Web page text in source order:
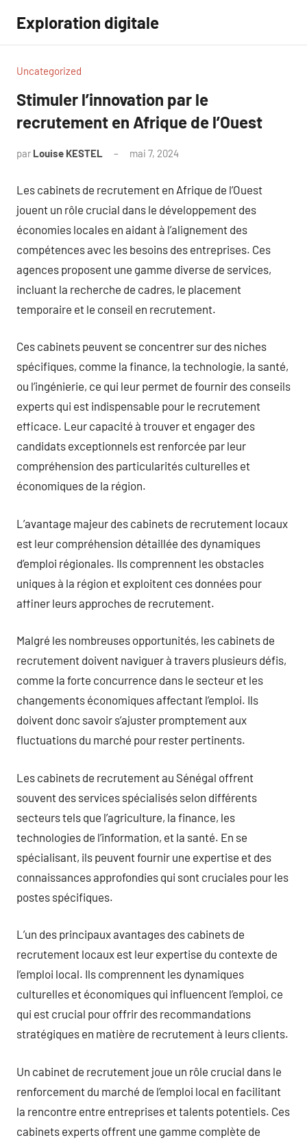
contenu
Exploration digitale
Uncategorized
Stimuler l’innovation par le
recrutement en Afrique de l’Ouest
par Louise KESTEL mai 7, 2024
Les cabinets de recrutement en Afrique de l’Ouest
jouent un rôle crucial dans le développement des
économies locales en aidant à l’alignement des
compétences avec les besoins des entreprises. Ces
agences proposent une gamme diverse de services,
incluant la recherche de cadres, le placement
temporaire et le conseil en recrutement.
Ces cabinets peuvent se concentrer sur des niches
spécifiques, comme la finance, la technologie, la santé,
ou l’ingénierie, ce qui leur permet de fournir des conseils
experts qui est indispensable pour le recrutement
efficace. Leur capacité à trouver et engager des
candidats exceptionnels est renforcée par leur
compréhension des particularités culturelles et
économiques de la région.
L’avantage majeur des cabinets de recrutement locaux
est leur compréhension détaillée des dynamiques
d’emploi régionales. Ils comprennent les obstacles
uniques à la région et exploitent ces données pour
affiner leurs approches de recrutement.
Malgré les nombreuses opportunités, les cabinets de
recrutement doivent naviguer à travers plusieurs défis,
comme la forte concurrence dans le secteur et les
changements économiques affectant l’emploi. Ils
doivent donc savoir s’ajuster promptement aux
fluctuations du marché pour rester pertinents.
Les cabinets de recrutement au Sénégal offrent
souvent des services spécialisés selon différents
secteurs tels que l’agriculture, la finance, les
technologies de l’information, et la santé. En se
spécialisant, ils peuvent fournir une expertise et des
connaissances approfondies qui sont cruciales pour les
postes spécifiques.
L’un des principaux avantages des cabinets de
recrutement locaux est leur expertise du contexte de
l’emploi local. Ils comprennent les dynamiques
culturelles et économiques qui influencent l’emploi, ce
qui est crucial pour offrir des recommandations
stratégiques en matière de recrutement à leurs clients.
Un cabinet de recrutement joue un rôle crucial dans le
renforcement du marché de l’emploi local en facilitant
la rencontre entre entreprises et talents potentiels. Ces
cabinets experts offrent une gamme complète de